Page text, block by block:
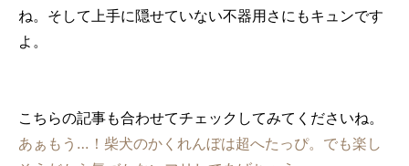
ね。そして上手に隠せていない不器用さにもキュンです
よ。
こちらの記事も合わせてチェックしてみてくださいね。
あぁもう…！柴犬のかくれんぼは超へたっぴ。でも楽し